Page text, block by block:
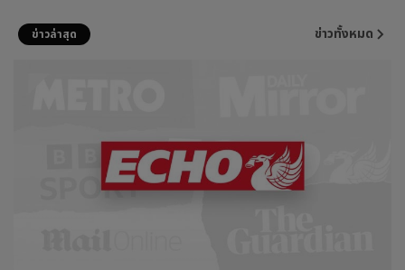
ข่าวล่าสุด ข่าวทั้งหมด